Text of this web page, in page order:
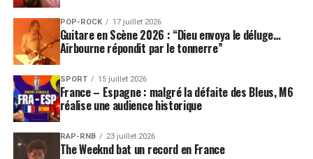
POP-ROCK 17 juillet 2026
Guitare en Scène 2026 : “Dieu envoya le déluge…
Airbourne répondit par le tonnerre”
SPORT 15 juillet 2026
France – Espagne : malgré la défaite des Bleus, M6
réalise une audience historique
RAP-RNB 23 juillet 2026
The Weeknd bat un record en France